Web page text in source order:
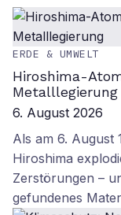
ERDE & UMWELT
Hiroshima-
Metalllegierung
6. August 2026
Als am 6. August
Hiroshima
Zerstörungen –
gefundenes